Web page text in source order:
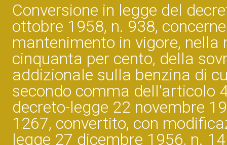
Conversione in legge del
ottobre 1958, n. 938,
mantenimento in vigore, nella
cinquanta per cento, della
addizionale sulla benzina di
secondo comma dell'articolo
decreto-legge 22 novembre
1267, convertito, con
legge 27 dicembre 1956, n.